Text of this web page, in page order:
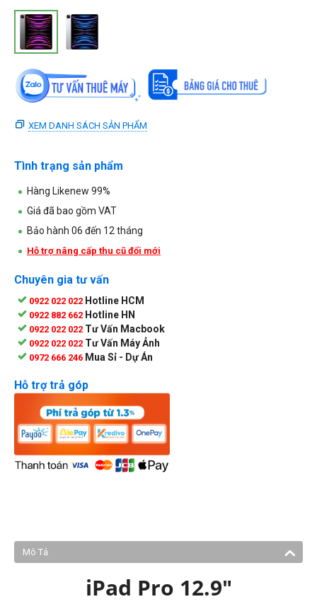
XEM DANH SÁCH SẢN PHẨM
Tình trạng sản phẩm
Hàng Likenew 99%
Giá đã bao gồm VAT
Bảo hành 06 đến 12 tháng
Hỗ trợ nâng cấp thu cũ đổi mới
Chuyên gia tư vấn
0922 022 022 Hotline HCM
0922 882 662 Hotline HN
0922 022 022 Tư Vấn Macbook
0922 022 022 Tư Vấn Máy Ảnh
0972 666 246 Mua Sỉ - Dự Án
Hỗ trợ trả góp
Mô Tả
iPad Pro 12.9"